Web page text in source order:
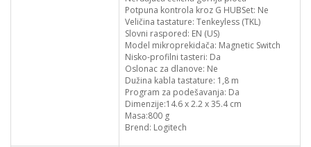
Potpuna kontrola kroz G HUBSet: Ne
Veličina tastature: Tenkeyless (TKL)
Slovni raspored: EN (US)
Model mikroprekidača: Magnetic Switch
Nisko-profilni tasteri: Da
Oslonac za dlanove: Ne
Dužina kabla tastature: 1,8 m
Program za podešavanja: Da
Dimenzije:14.6 x 2.2 x 35.4 cm
Masa:800 g
Brend: Logitech